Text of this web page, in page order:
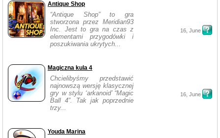
Antique Shop
“Antique Shop” to gra
stworzona przez Meridian93
Inc. Jest to gra na czas z
elementami przygodówki i
poszukiwania ukrytych...
16, June
Magiczna kula 4
Chcielibyśmy przedstawić
najnowszą wersję klasycznej
gry w stylu ‘arkanoid’ “Magic
Ball 4”. Tak jak poprzednie
trzy...
16, June
Youda Marina